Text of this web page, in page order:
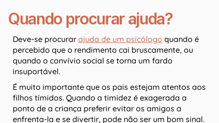
Quando procurar ajuda?
Deve-se procurar ajuda de um psicólogo quando é
percebido que o rendimento cai bruscamente, ou
quando o convívio social se torna um fardo
insuportável.
É muito importante que os pais estejam atentos aos
filhos tímidos. Quando a timidez é exagerada a
ponto de a criança preferir evitar os amigos a
enfrenta-la e se divertir, pode não ser um bom sinal.